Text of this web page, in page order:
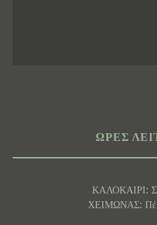
ΏΡΕΣ
ΚΑΛΟΚΑΙΡΙ:
ΧΕΙΜΩΝΑΣ: